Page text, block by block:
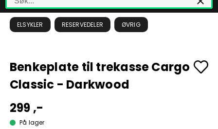
ELSYKLER RESERVEDELER ØVRIG
Benkeplate til trekasse Cargo
Classic - Darkwood
299 ,-
På lager